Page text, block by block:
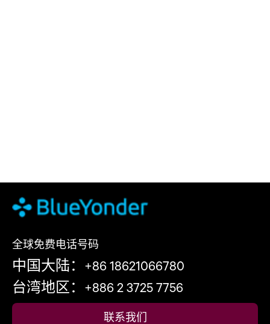
全球免费电话号码
中国大陆：+86 18621066780
台湾地区：+886 2 3725 7756
联系我们